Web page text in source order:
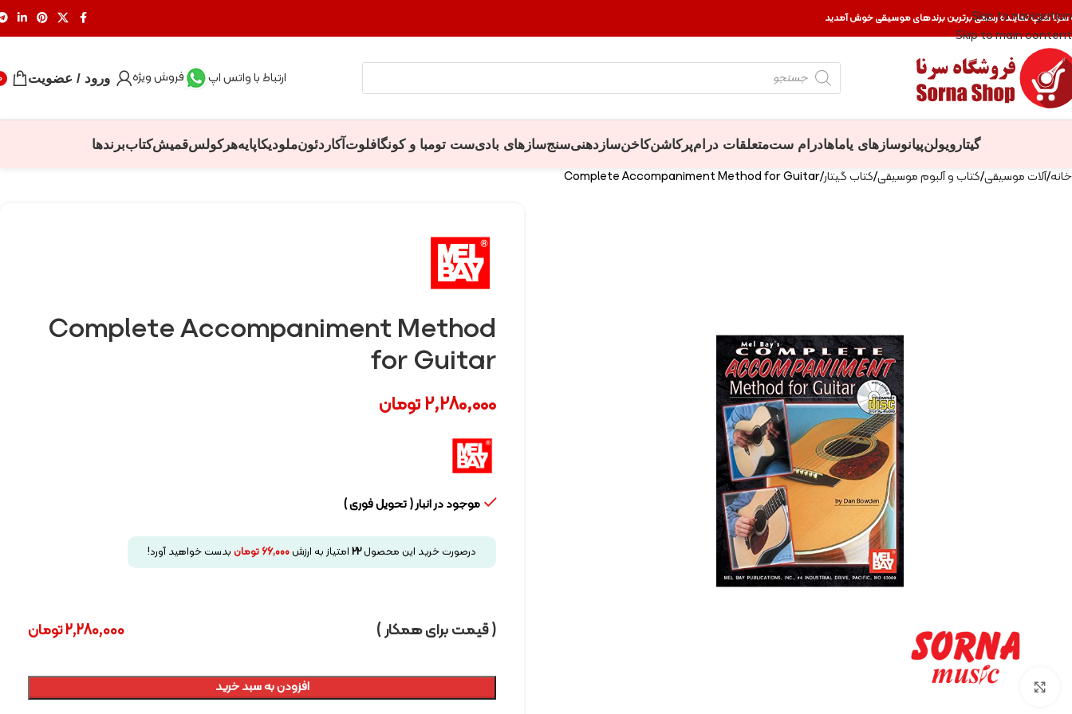
Skip to navigation
Skip to main content
سرنا شاپ نماینده رسمی برترین برندهای موسیقی خوش آمدید
ارتباط با واتس اپ فروش ویژه ورود / عضویت
گیتار ویولنپیانوسازهای یاماهادرام ستمتعلقات درامپرکاشنکاخنسازدهنیسنجسازهای بادیست تومبا و کونگافلوت آکاردئونملودیکاپایههرکولسقمیشکتاببرندها
خانه آلات موسیقی کتاب و آلبوم موسیقی کتاب گیتار Complete Accompaniment Method for Guitar
Click to enlarge
Complete Accompaniment Method
for Guitar
2,280,000تومان
موجود در انبار ( تحویل فوری )
درصورت خرید این محصول22 امتیاز به ارزش66,000تومان بدست خواهید آورد!
( قیمت برای همکار ) 2,280,000تومان
افزودن به سبد خرید